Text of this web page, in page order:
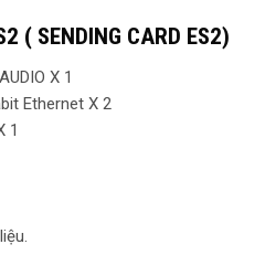
( SENDING CARD ES2)
X 1
Ethernet X 2
1